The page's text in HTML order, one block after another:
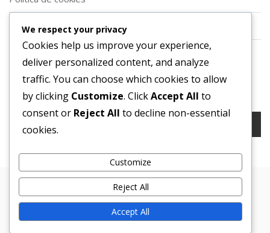
Acerca de
Términos y condiciones
Buscar
Search
for:
Copyright © 2026 Bosa. Powered by
Contáctanos Política de protección de datos
Política de cookies
Términos y condiciones
We respect your privacy
Cookies help us improve your experience,
deliver personalized content, and analyze
traffic. You can choose which cookies to allow
by clicking Customize. ClickAccept All to
consent or Reject All to decline non-essential
cookies.
Customize
Reject All
Accept All